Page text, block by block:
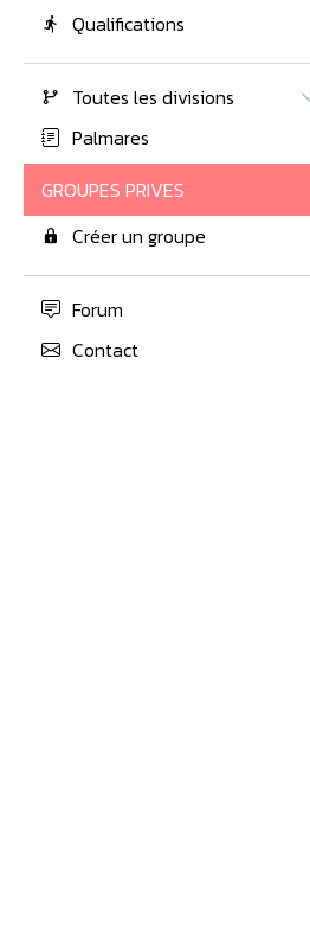
Qualifications
Toutes les divisions
Palmares
GROUPES PRIVES
Créer un groupe
Forum
Contact